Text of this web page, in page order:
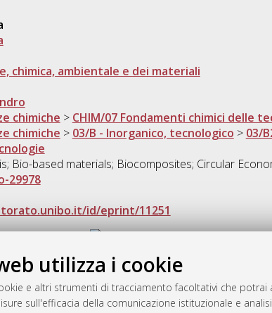
utilizza i cookie
e altri strumenti di tracciamento facoltativi che
sull'efficacia della comunicazione istituzionale e
chimica, ambientale e dei materiali
chimiche > CHIM/07 Fondamenti chimici delle
chimiche > 03/B - Inorganico, tecnologico > 03/
Bio-based materials; Biocomposites; Circular
29978
id/eprint/11251